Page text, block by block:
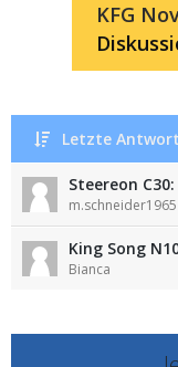
KFG
Letzte Antwort
Steereon
m.schneider1965
King Song
Bianca